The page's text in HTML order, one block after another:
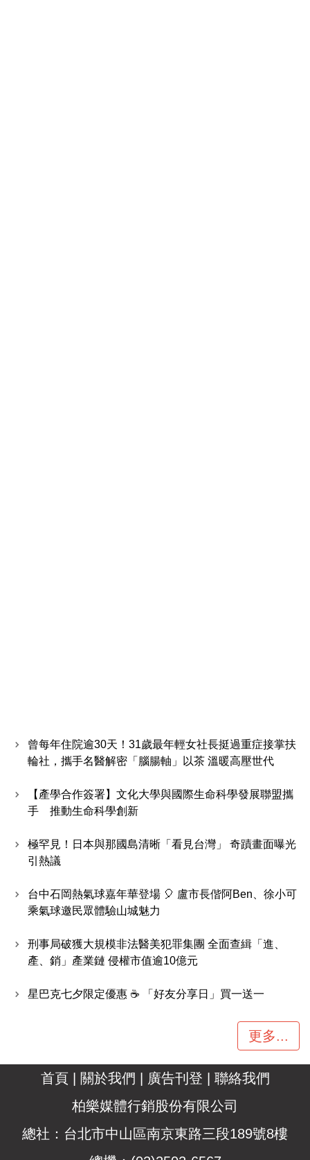
曾每年住院逾30天！31歲最年輕女社長挺過重症接掌扶
輪社，攜手名醫解密「腦腸軸」以茶 溫暖高壓世代
【產學合作簽署】文化大學與國際生命科學發展聯盟攜
手 推動生命科學創新
極罕見！日本與那國島清晰「看見台灣」 奇蹟畫面曝光
引熱議
台中石岡熱氣球嘉年華登場 🎈 盧市長偕阿Ben、徐小可
乘氣球邀民眾體驗山城魅力
刑事局破獲大規模非法醫美犯罪集團 全面查緝「進、
產、銷」產業鏈 侵權市值逾10億元
星巴克七夕限定優惠 ☕ 「好友分享日」買一送一
更多...
首頁 關於我們 廣告刊登
聯絡我們
柏樂媒體行銷股份有限公司
總社：台北市中山區南京東路三段189號8樓